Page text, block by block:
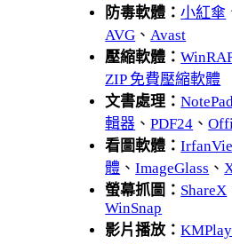
防毒軟體：小紅傘
AVG 、 Avast
壓縮軟體：
ZIP 免費壓縮軟體
文書處理：
輯器 、PDF24 、
看圖軟體：
體 、ImageGlass 、
螢幕抓圖： ShareX
WinSnap
影片播放：